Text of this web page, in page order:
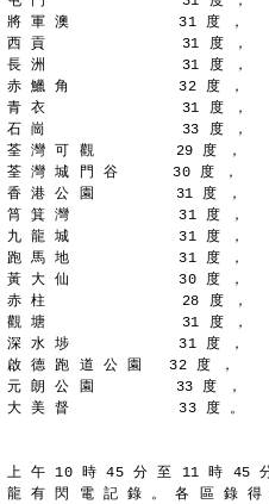
將 軍 澳            31 度 ，
西 貢               31 度 ，
長 洲               31 度 ，
赤 鱲 角            32 度 ，
青 衣               31 度 ，
石 崗               33 度 ，
荃 灣 可 觀         29 度 ，
荃 灣 城 門 谷      30 度 ，
香 港 公 園         31 度 ，
筲 箕 灣            31 度 ，
九 龍 城            31 度 ，
跑 馬 地            31 度 ，
黃 大 仙            30 度 ，
赤 柱               28 度 ，
觀 塘               31 度 ，
深 水 埗            31 度 ，
啟 德 跑 道 公 園   32 度 ，
元 朗 公 園         33 度 ，
大 美 督            33 度 。
上 午 10 時 45 分 至 11 時 45
龍 有 閃 電 記 錄 。 各 區 錄 得